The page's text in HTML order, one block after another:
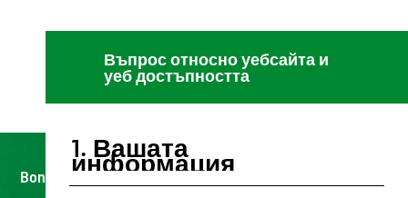
Въпрос относно уебсайта и
уеб достъпността
1. Вашата
информация
Bonduelle, от 1853 насам